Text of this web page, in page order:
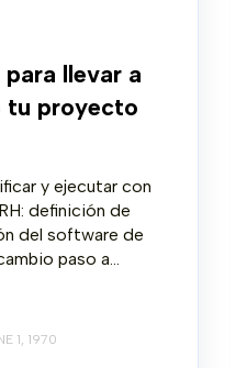
llevar a
tu proyecto
y ejecutar con
definición de
del software de
paso a...
1, 1970